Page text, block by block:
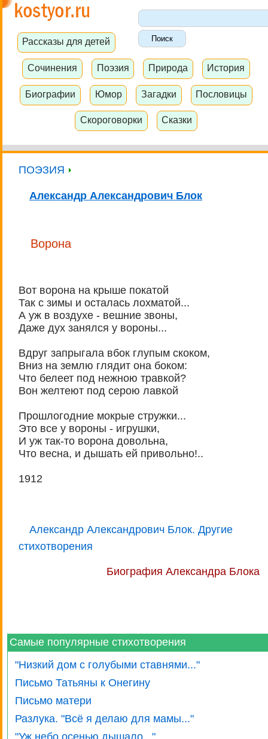
Рассказы для детей
Сочинения Поэзия Природа История
Биографии Юмор Загадки Пословицы
Скороговорки Сказки
ПОЭЗИЯ
Александр Александрович Блок
Ворона
Вот ворона на крыше покатой
Так с зимы и осталась лохматой...
А уж в воздухе - вешние звоны,
Даже дух занялся у вороны...
Вдруг запрыгала вбок глупым скоком,
Вниз на землю глядит она боком:
Что белеет под нежною травкой?
Вон желтеют под серою лавкой
Прошлогодние мокрые стружки...
Это все у вороны - игрушки,
И уж так-то ворона довольна,
Что весна, и дышать ей привольно!..
1912
Александр Александрович Блок. Другие
стихотворения
Биография Александра Блока
Самые популярные стихотворения
"Низкий дом с голубыми ставнями..."
Письмо Татьяны к Онегину
Письмо матери
Разлука. "Всё я делаю для мамы..."